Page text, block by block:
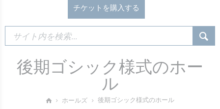
チケットを購入する
後期ゴシック様式のホー
ル
ホールズ 後期ゴシック様式のホール